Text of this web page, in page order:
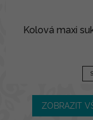
Kolová maxi
ZOBRAZIT